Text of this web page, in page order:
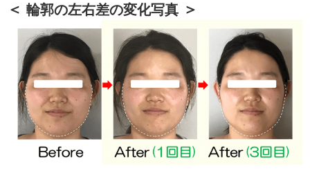
輪郭の左右差の変化写真